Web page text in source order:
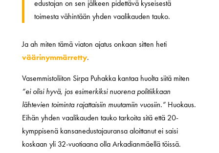
edustajan on sen jälkeen pidettävä kyseisestä
toimesta vähintään yhden vaalikauden tauko.
Ja ah miten tämä viaton ajatus onkaan sitten heti
väärinymmärretty.
Vasemmistoliiton Sirpa Puhakka kantaa huolta siitä miten
”ei olisi hyvä, jos esimerkiksi nuorena politiikkaan
lähtevien toiminta rajattaisiin muutamiin vuosiin.”Huokaus.
Eihän yhden vaalikauden tauko tarkoita sitä että 20-
kymppisenä kansanedustajauransa aloittanut ei saisi
koskaan yli 32-vuotiaana olla Arkadianmäellä töissä.